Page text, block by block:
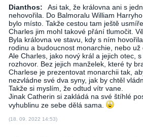
Dianthos:
Asi tak, že královna ani s
nehovořila. Do Balmoralu William
bylo místo. Takže cestou tam ještě
Charles jim mohl takové přání tlumočit.
Byla královna ve stavu, kdy s ním
rodinu a budoucnost monarchie, nebo
Ale Charles, jako nový král a jejich otec,
rozhovor. Bez jejich manželek, které ty
Charlese je prezentovat monarchii tak,
nezvládne své dva syny, jak by chtěl
Takže si myslím, že odtud vítr vane.
Jinak Catherin si zakládá na své štíhlé
vyhublinu ze sebe dělá sama.
(18. 09. 2022 14:53)